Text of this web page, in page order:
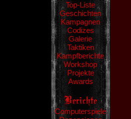
Top-Liste
Geschichten
Kampagnen
Codizes
Galerie
Taktiken
Kampfberichte
Workshop
Projekte
Awards
Computerspiele